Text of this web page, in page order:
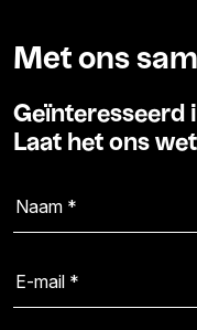
Met ons
Geïnteresseerd
Laat het ons